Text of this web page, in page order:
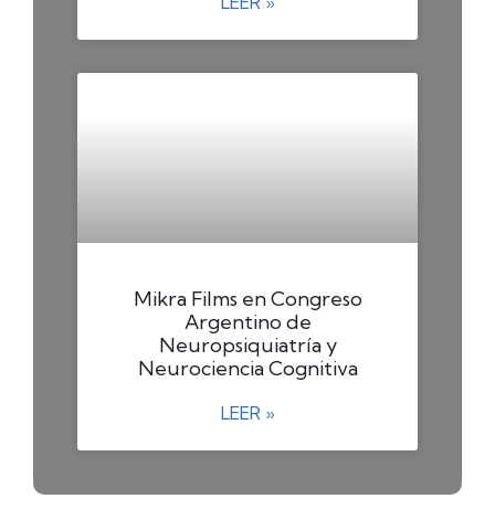
Mikra Films en Congreso
Argentino de
Neuropsiquiatría y
Neurociencia Cognitiva
LEER »